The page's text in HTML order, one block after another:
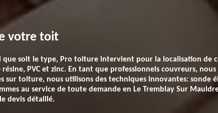
votre toit
soit le type, Pro toiture intervient pour la localisation de
PVC et zinc. En tant que professionnels couvreurs,
sur toiture, nous utilisons des techniques innovantes: sonde
au service de toute demande en Le Tremblay Sur
devis détaillé.